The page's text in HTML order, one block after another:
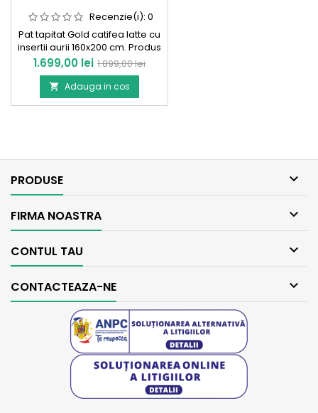
Recenzie(i): 0
Pat tapitat Gold catifea latte cu
insertii aurii 160x200 cm. Produs
in Romania!
Pret
1.699,00 lei Pret
de
baza
1.899,00 lei
 Adauga in cos
PRODUSE 
FIRMA NOASTRA 
CONTUL TAU 
CONTACTEAZA-NE 